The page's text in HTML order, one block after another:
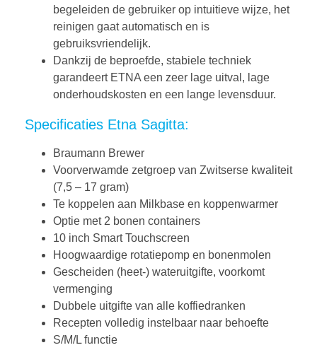
begeleiden de gebruiker op intuitieve wijze, het
reinigen gaat automatisch en is
gebruiksvriendelijk.
Dankzij de beproefde, stabiele techniek
garandeert ETNA een zeer lage uitval, lage
onderhoudskosten en een lange levensduur.
Specificaties Etna Sagitta:
Braumann Brewer
Voorverwamde zetgroep van Zwitserse kwaliteit
(7,5 – 17 gram)
Te koppelen aan Milkbase en koppenwarmer
Optie met 2 bonen containers
10 inch Smart Touchscreen
Hoogwaardige rotatiepomp en bonenmolen
Gescheiden (heet-) wateruitgifte, voorkomt
vermenging
Dubbele uitgifte van alle koffiedranken
Recepten volledig instelbaar naar behoefte
S/M/L functie